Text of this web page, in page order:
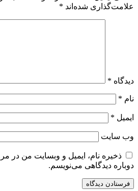
علامت‌گذاری شده‌اند *
دیدگاه *
نام *
ایمیل *
وب‌ سایت
ذخیره نام، ایمیل و وبسایت من در
دوباره دیدگاهی می‌نویسم.